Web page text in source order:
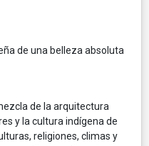
de una belleza absoluta
de la arquitectura
y la cultura indígena de
religiones, climas y